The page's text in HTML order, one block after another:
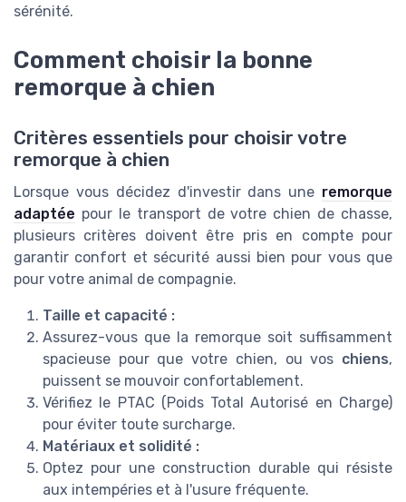
sérénité.
Comment choisir la bonne
remorque à chien
Critères essentiels pour choisir votre
remorque à chien
Lorsque vous décidez d'investir dans une remorque
adaptée pour le transport de votre chien de chasse,
plusieurs critères doivent être pris en compte pour
garantir confort et sécurité aussi bien pour vous que
pour votre animal de compagnie.
Taille et capacité :
Assurez-vous que la remorque soit suffisamment
spacieuse pour que votre chien, ou vos chiens,
puissent se mouvoir confortablement.
Vérifiez le PTAC (Poids Total Autorisé en Charge)
pour éviter toute surcharge.
Matériaux et solidité :
Optez pour une construction durable qui résiste
aux intempéries et à l'usure fréquente.